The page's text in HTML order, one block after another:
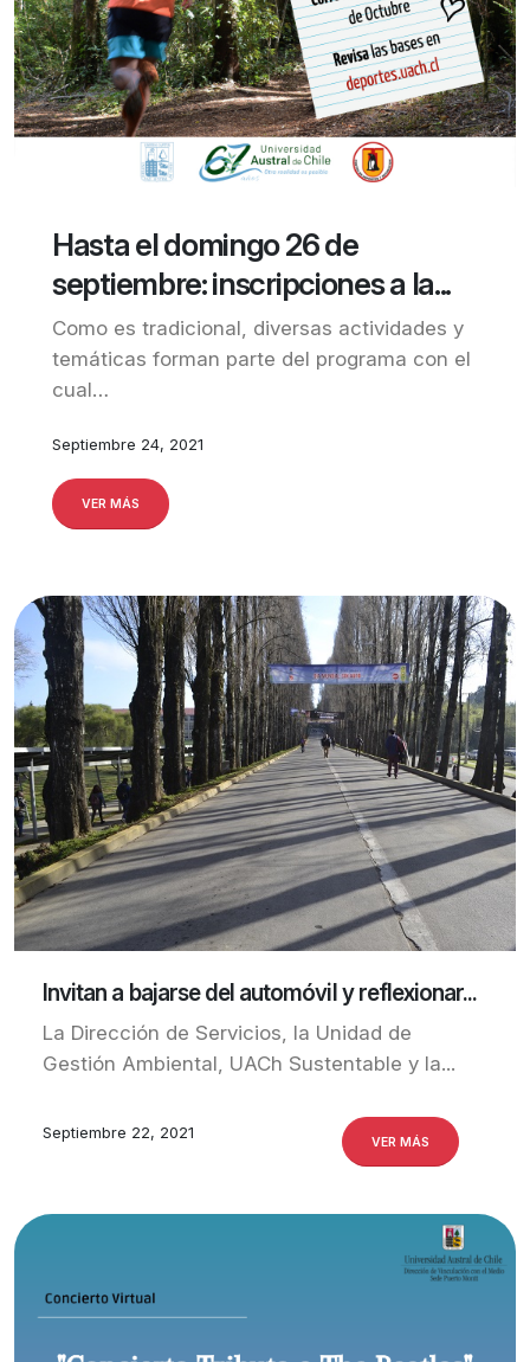
Hasta el domingo 26 de
septiembre: inscripciones a la...
Como es tradicional, diversas actividades y
temáticas forman parte del programa con el
cual…
Septiembre 24, 2021
VER MÁS
Invitan a bajarse del automóvil y reflexionar...
La Dirección de Servicios, la Unidad de
Gestión Ambiental, UACh Sustentable y la...
Septiembre 22, 2021
VER MÁS